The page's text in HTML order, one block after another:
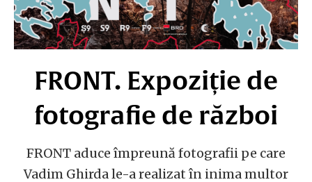
FRONT. Expoziție de
fotografie de război
FRONT aduce împreună fotografii pe care
Vadim Ghirda le-a realizat în inima multor